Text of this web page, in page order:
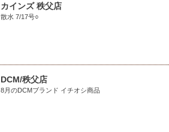
カインズ 秩父店
散水 7/17号○
DCM/秩父店
8月のDCMブランド イチオシ商品